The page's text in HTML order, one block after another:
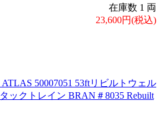
在庫数 1 両
23,600円(税込)
50007051 53ftリビルトウェル
ックトレイン BRAN＃8035 Rebuilt